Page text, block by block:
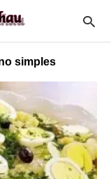
simples